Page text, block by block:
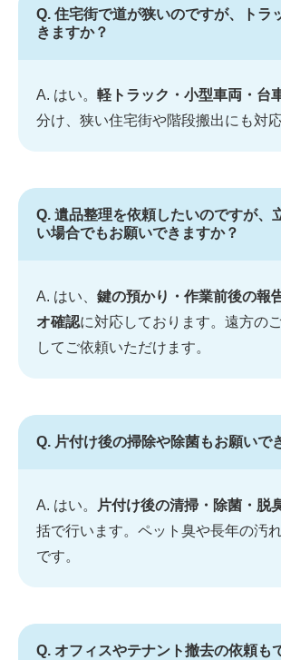
Q. 住宅街で道が狭いのですが、トラ
きますか？
A. はい。 軽トラック・小型車両・台
分け、狭い住宅街や階段搬出にも対
Q. 遺品整理を依頼したいのですが、
い場合でもお願いできますか？
A. はい、 鍵の預かり・作業前後の報
オ確認に対応しております。遠方の
してご依頼いただけます。
Q. 片付け後の掃除や除菌もお願いで
A. はい。 片付け後の清掃・除菌・脱
括で行います。ペット臭や長年の汚
です。
Q. オフィスやテナント撤去の依頼も